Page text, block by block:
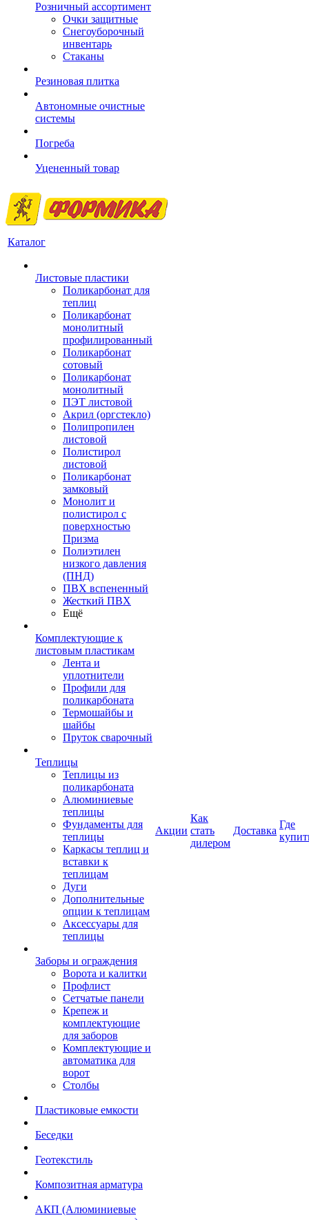
Розничный ассортимент
Очки защитные
Снегоуборочный
инвентарь
Стаканы
Резиновая плитка
Автономные очистные
системы
Погреба
Уцененный товар
Каталог
Листовые пластики
Поликарбонат для
теплиц
Поликарбонат
монолитный
профилированный
Поликарбонат
сотовый
Поликарбонат
монолитный
ПЭТ листовой
Акрил (оргстекло)
Полипропилен
листовой
Полистирол
листовой
Поликарбонат
замковый
Монолит и
полистирол с
поверхностью
Призма
Полиэтилен
низкого давления
(ПНД)
ПВХ вспененный
Жесткий ПВХ
Ещё
Комплектующие к
листовым пластикам
Лента и
уплотнители
Профили для
поликарбоната
Термошайбы и
шайбы
Пруток сварочный
Теплицы
Теплицы из
поликарбоната
Алюминиевые
теплицы
Фундаменты для
теплицы
Каркасы теплиц и
вставки к
теплицам
Дуги
Дополнительные
опции к теплицам
Аксессуары для
теплицы
Заборы и ограждения
Ворота и калитки
Профлист
Сетчатые панели
Крепеж и
комплектующие
для заборов
Комплектующие и
автоматика для
ворот
Столбы
Пластиковые емкости
Беседки
Геотекстиль
Композитная арматура
АКП (Алюминиевые
Акции
Как
стать
дилером
Доставка
Где